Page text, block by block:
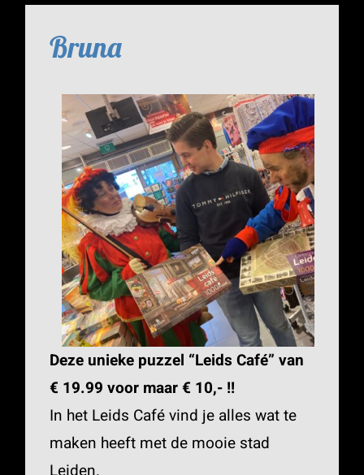
Bruna
Deze unieke puzzel “Leids Café” van
€ 19.99 voor maar € 10,- !!
In het Leids Café vind je alles wat te
maken heeft met de mooie stad